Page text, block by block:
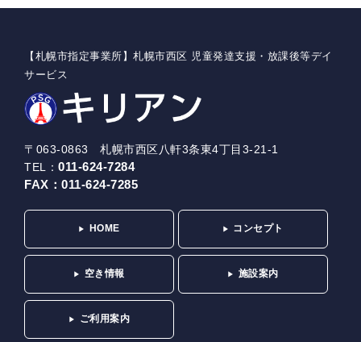
【札幌市指定事業所】札幌市西区 児童発達支援・放課後等デイ
サービス
〒063-0863 札幌市西区八軒3条東4丁目3-21-1
TEL：011-624-7284
FAX：011-624-7285
HOME コンセプト
空き情報 施設案内
ご利用案内